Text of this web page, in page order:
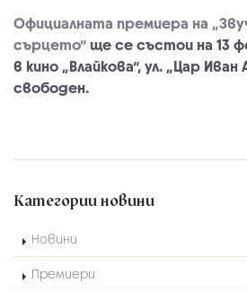
Официалната премиера на
сърцето“ ще се състои на 13
в кино „Влайкова“, ул. „Цар
свободен.
Категории новини
Новини
Премиери